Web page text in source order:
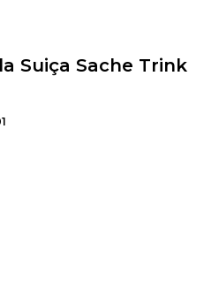
Suiça Sache Trink